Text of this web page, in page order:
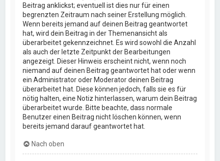
Beitrag anklickst; eventuell ist dies nur für einen
begrenzten Zeitraum nach seiner Erstellung möglich.
Wenn bereits jemand auf deinen Beitrag geantwortet
hat, wird dein Beitrag in der Themenansicht als
überarbeitet gekennzeichnet. Es wird sowohl die Anzahl
als auch der letzte Zeitpunkt der Bearbeitungen
angezeigt. Dieser Hinweis erscheint nicht, wenn noch
niemand auf deinen Beitrag geantwortet hat oder wenn
ein Administrator oder Moderator deinen Beitrag
überarbeitet hat. Diese können jedoch, falls sie es für
nötig halten, eine Notiz hinterlassen, warum dein Beitrag
überarbeitet wurde. Bitte beachte, dass normale
Benutzer einen Beitrag nicht löschen können, wenn
bereits jemand darauf geantwortet hat.
Nach oben